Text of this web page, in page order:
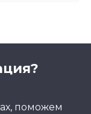
поможем